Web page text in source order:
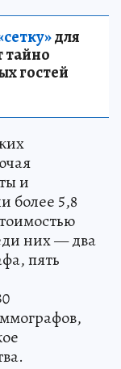
для
тайно
гостей
и
более 5,8
них — два
пять